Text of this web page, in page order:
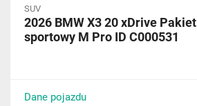
SUV
2026 BMW X3 20 xDrive Pakiet
sportowy M Pro ID C000531
Dane pojazdu